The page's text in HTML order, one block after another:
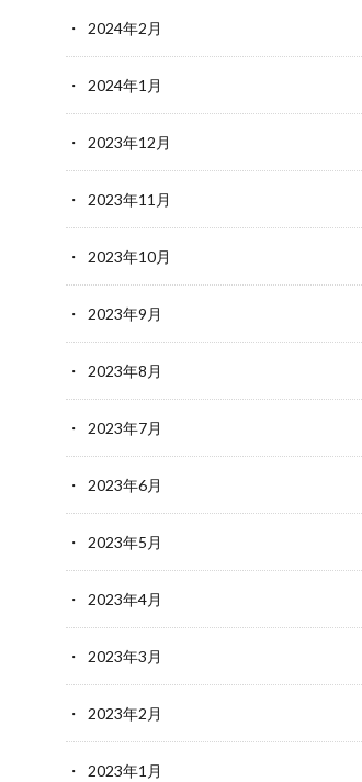
2024年2月
2024年1月
2023年12月
2023年11月
2023年10月
2023年9月
2023年8月
2023年7月
2023年6月
2023年5月
2023年4月
2023年3月
2023年2月
2023年1月